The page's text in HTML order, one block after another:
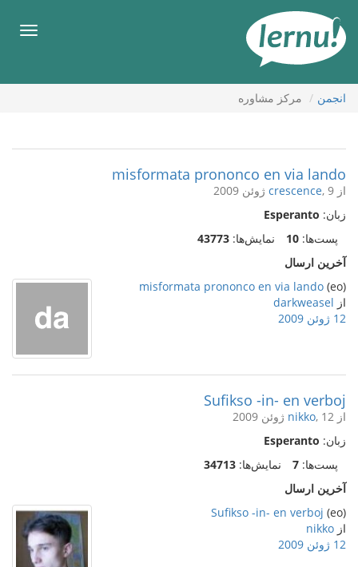
محتوا
انجمن مركز مشاوره
misformata prononco en via lando
از crescence, 9 ژوئن 2009
زبان: Esperanto
پست‌ها: 10 نمایش‌ها: 43773
آخرین ارسال
(eo)
misformata prononco en via lando
از darkweasel
12 ژوئن 2009
Sufikso -in- en verboj
از nikko, 12 ژوئن 2009
زبان: Esperanto
پست‌ها: 7 نمایش‌ها: 34713
آخرین ارسال
(eo)
Sufikso -in- en verboj
از nikko
12 ژوئن 2009